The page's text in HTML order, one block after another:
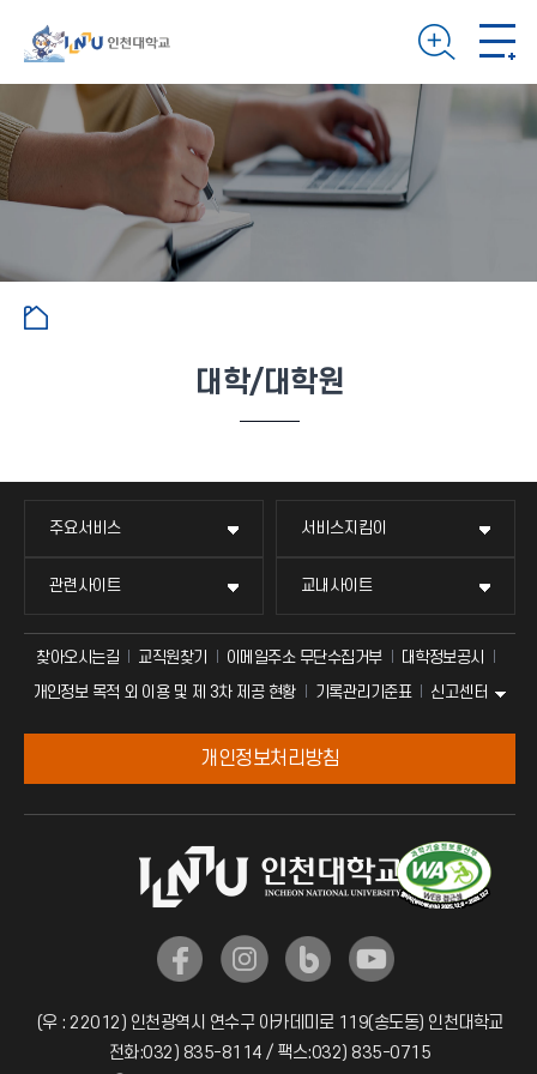
대학/대학원
주요서비스 서비스지킴이
관련사이트 교내사이트
찾아오시는길 교직원찾기 이메일주소 무단수집거부
대학정보공시
개인정보 목적 외 이용 및 제 3차 제공 현황
기록관리기준표 신고센터
개인정보처리방침
(우 : 22012) 인천광역시 연수구 아카데미로 119(송도동) 인천대학교
전화:032) 835-8114 / 팩스:032) 835-0715